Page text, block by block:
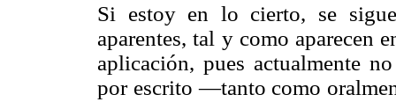
Si estoy en lo cierto, se
aparentes, tal y como aparecen
aplicación, pues actualmente
por escrito —tanto como